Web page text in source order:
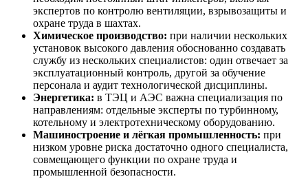
экспертов по контролю вентиляции, взрывозащиты и
охране труда в шахтах.
Химическое производство: при наличии нескольких
установок высокого давления обоснованно создавать
службу из нескольких специалистов: один отвечает за
эксплуатационный контроль, другой за обучение
персонала и аудит технологической дисциплины.
Энергетика: в ТЭЦ и АЭС важна специализация по
направлениям: отдельные эксперты по турбинному,
котельному и электротехническому оборудованию.
Машиностроение и лёгкая промышленность: при
низком уровне риска достаточно одного специалиста,
совмещающего функции по охране труда и
промышленной безопасности.